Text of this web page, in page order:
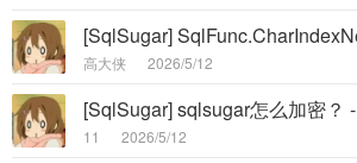
高大侠 2026/5/12
[SqlSugar] sqlsugar怎么加密？ -
11 2026/5/12